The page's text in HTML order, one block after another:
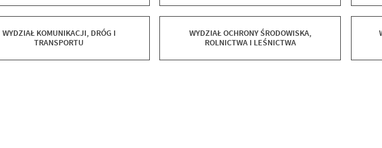
WYDZIAŁ KOMUNIKACJI, DRÓG I
TRANSPORTU
WYDZIAŁ OCHRONY ŚRODOWISKA,
ROLNICTWA I LEŚNICTWA